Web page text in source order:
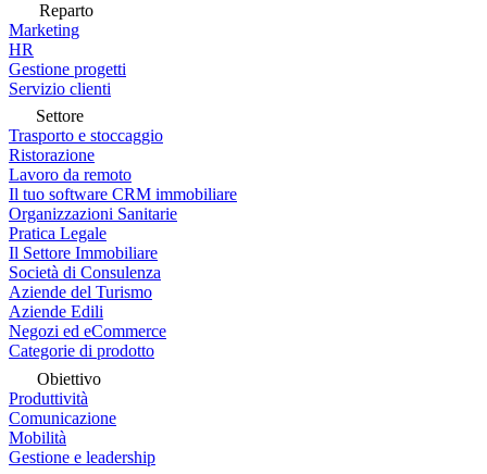
Reparto
Marketing
HR
Gestione progetti
Servizio clienti
Settore
Trasporto e stoccaggio
Ristorazione
Lavoro da remoto
Il tuo software CRM immobiliare
Organizzazioni Sanitarie
Pratica Legale
Il Settore Immobiliare
Società di Consulenza
Aziende del Turismo
Aziende Edili
Negozi ed eCommerce
Categorie di prodotto
Obiettivo
Produttività
Comunicazione
Mobilità
Gestione e leadership